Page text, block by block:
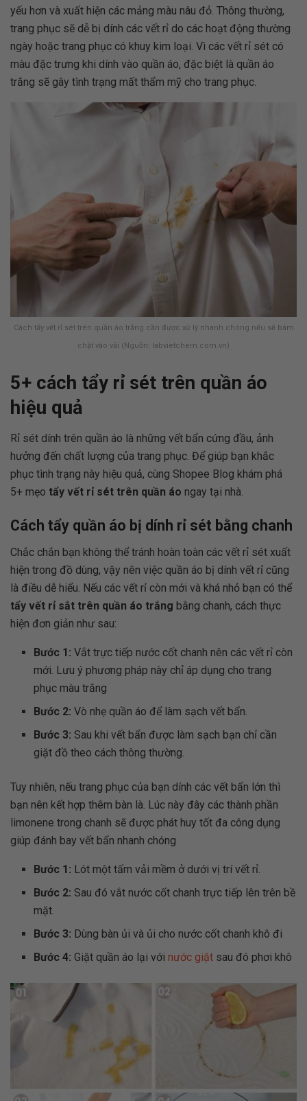
yếu hơn và xuất hiện các mảng màu nâu đỏ. Thông thường,
trang phục sẽ dễ bị dính các vết rỉ do các hoạt động thường
ngày hoặc trang phục có khuy kim loại. Vì các vết rỉ sét có
màu đặc trưng khi dính vào quần áo, đặc biệt là quần áo
trắng sẽ gây tình trạng mất thẩm mỹ cho trang phục.
Cách tẩy vết rỉ sét trên quần áo trắng cần được xử lý nhanh chóng nếu sẽ bám
chặt vào vải (Nguồn: labvietchem.com.vn)
5+ cách tẩy rỉ sét trên quần áo
hiệu quả
Rỉ sét dính trên quần áo là những vết bẩn cứng đầu, ảnh
hưởng đến chất lượng của trang phục. Để giúp bạn khắc
phục tình trạng này hiệu quả, cùng Shopee Blog khám phá
5+ mẹo tẩy vết rỉ sét trên quần áo ngay tại nhà.
Cách tẩy quần áo bị dính rỉ sét bằng chanh
Chắc chắn bạn không thể tránh hoàn toàn các vết rỉ sét xuất
hiện trong đồ dùng, vậy nên việc quần áo bị dính vết rỉ cũng
là điều dễ hiểu. Nếu các vết rỉ còn mới và khá nhỏ bạn có thể
tẩy vết rỉ sắt trên quần áo trắng bằng chanh, cách thực
hiện đơn giản như sau:
Bước 1: Vắt trực tiếp nước cốt chanh nên các vết rỉ còn
mới. Lưu ý phương pháp này chỉ áp dụng cho trang
phục màu trắng
Bước 2:Vò nhẹ quần áo để làm sạch vết bẩn.
Bước 3: Sau khi vết bẩn được làm sạch bạn chỉ cần
giặt đồ theo cách thông thường.
Tuy nhiên, nếu trang phục của bạn dính các vết bẩn lớn thì
bạn nên kết hợp thêm bàn là. Lúc này đây các thành phần
limonene trong chanh sẽ được phát huy tốt đa công dụng
giúp đánh bay vết bẩn nhanh chóng
Bước 1: Lót một tấm vải mềm ở dưới vị trí vết rỉ.
Bước 2: Sau đó vắt nước cốt chanh trực tiếp lên trên bề
mặt.
Bước 3: Dùng bàn ủi và ủi cho nước cốt chanh khô đi
Bước 4:Giặt quần áo lại vớinước giặt sau đó phơi khô